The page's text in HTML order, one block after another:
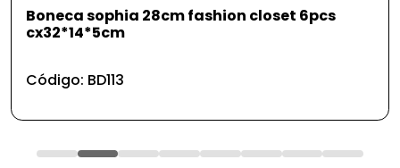
Boneca sophia 28cm fashion closet 6pcs
cx32*14*5cm
Código: BD113